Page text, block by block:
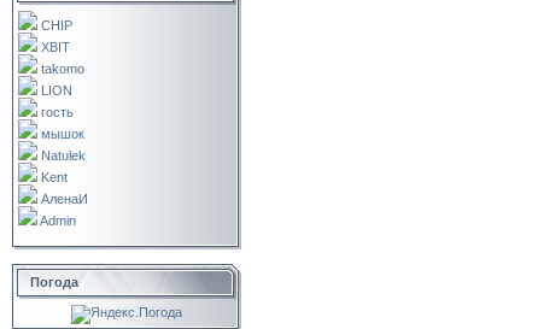
CHIP
XBIT
takomo
LION
гость
мышок
Natulek
Kent
АленаИ
Admin
Погода